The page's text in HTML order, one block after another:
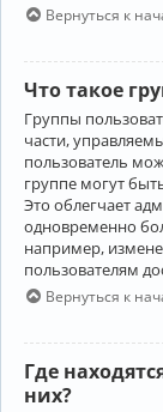
Вернуться к
Что такое
Группы
части,
пользователь
группе могут
Это облегчает
одновременно
например,
пользователям
Вернуться к
Где
них?